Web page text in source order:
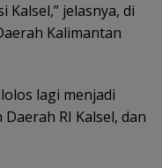
jelasnya, di
Kalimantan
lagi menjadi
RI Kalsel, dan